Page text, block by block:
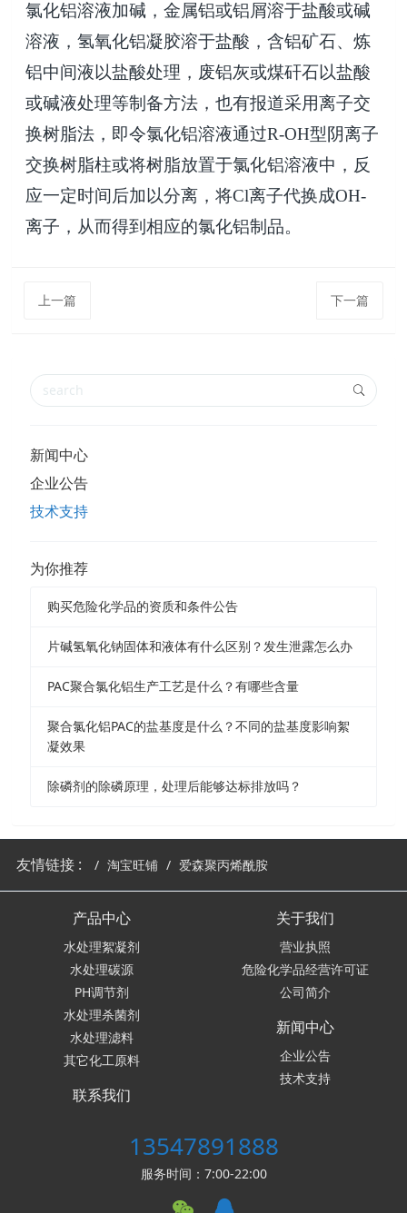
氯化铝溶液加碱，金属铝或铝屑溶于盐酸或碱
溶液，氢氧化铝凝胶溶于盐酸，含铝矿石、炼
铝中间液以盐酸处理，废铝灰或煤矸石以盐酸
或碱液处理等制备方法，也有报道采用离子交
换树脂法，即令氯化铝溶液通过R-OH型阴离子
交换树脂柱或将树脂放置于氯化铝溶液中，反
应一定时间后加以分离，将Cl离子代换成OH-
离子，从而得到相应的氯化铝制品。
上一篇 下一篇
新闻中心
企业公告
技术支持
为你推荐
购买危险化学品的资质和条件公告
片碱氢氧化钠固体和液体有什么区别？发生泄露怎么办
PAC聚合氯化铝生产工艺是什么？有哪些含量
聚合氯化铝PAC的盐基度是什么？不同的盐基度影响絮
凝效果
除磷剂的除磷原理，处理后能够达标排放吗？
友情链接 : 淘宝旺铺 爱森聚丙烯酰胺
产品中心
水处理絮凝剂
水处理碳源
PH调节剂
水处理杀菌剂
水处理滤料
其它化工原料
关于我们
营业执照
危险化学品经营许可证
公司简介
新闻中心
企业公告
技术支持
联系我们
13547891888
服务时间：7:00-22:00